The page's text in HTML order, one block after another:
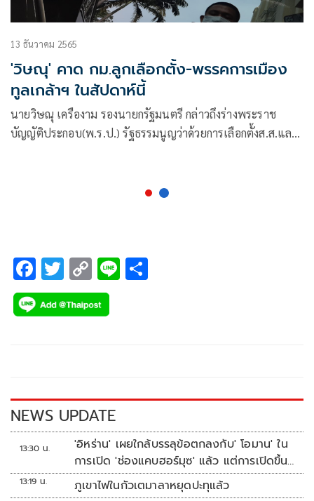
13 ธันวาคม 2565
'วิษณุ' คาด กม.ลูกเลือกตั้ง-พรรคการเมือง
ทูลเกล้าฯ ในสัปดาห์นี้
นายวิษณุ เครืองาม รองนายกรัฐมนตรี กล่าวถึงร่างพระราช
บัญญัติประกอบ(พ.ร.ป.) รัฐธรรมนูญว่าด้วยการเลือกตั้งส.ส.และ
F
ac
e
k
T
wi
tt
C
o
p
k
Li
NEWS UPDATE
13:30 น.
'อิหร่าน' เผยใกล้บรรลุข้อตกลงกับ' โอมาน' ใน
การเปิด 'ช่องแคบฮอร์มุซ' แล้ว แต่การเปิดขึ้น
อยู่กับสหรัฐฯ
13:19 น. ภูเขาไฟในกัวเตมาลาหยุดปะทุแล้ว